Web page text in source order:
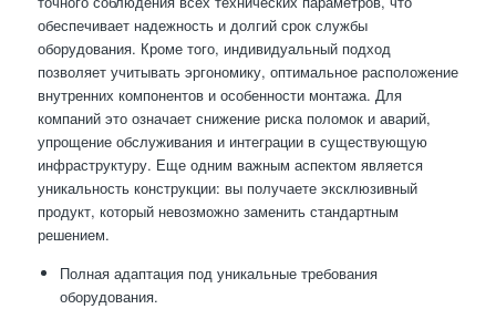
обеспечивает надежность и долгий срок службы
оборудования. Кроме того, индивидуальный подход
позволяет учитывать эргономику, оптимальное расположение
внутренних компонентов и особенности монтажа. Для
компаний это означает снижение риска поломок и аварий,
упрощение обслуживания и интеграции в существующую
инфраструктуру. Еще одним важным аспектом является
уникальность конструкции: вы получаете эксклюзивный
продукт, который невозможно заменить стандартным
решением.
Полная адаптация под уникальные требования
оборудования.